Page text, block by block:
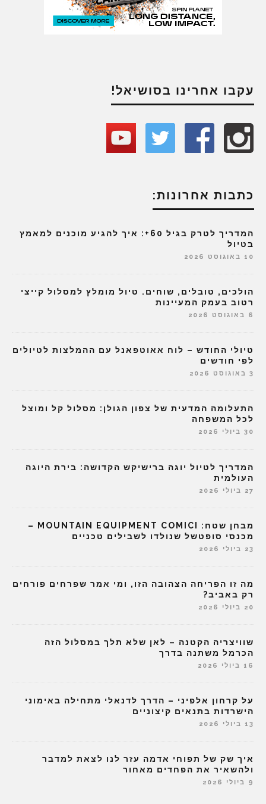
עקבו אחרינו בסושיאל!
כתבות אחרונות:
המדריך לטרק בגיל 60+: איך להגיע מוכנים למאמץ
בטיול
10 באוגוסט 2026
הולכים, טובלים, שוחים. טיול מומלץ למסלול קייצי
רטוב בעמק המעיינות
6 באוגוסט 2026
טיולי החודש – לוח אאוטפאנל עם ההמלצות לטיולים
לפי חודשים
3 באוגוסט 2026
התעלומה המדעית של צפון הגולן: מסלול קל ומוצל
לכל המשפחה
30 ביולי 2026
המדריך לטיול יוגה ברישיקש הקדושה: בירת היוגה
העולמית
27 ביולי 2026
מבחן שטח: MOUNTAIN EQUIPMENT COMICI –
מכנסי סופטשל שנולדו לשבילים טכניים
23 ביולי 2026
מה זו הפריחה הצהובה הזו, ומי אמר שפרחים פורחים
רק באביב?
20 ביולי 2026
שוויצריה הקטנה – לאן שלא תלך במסלול הזה
הכרמל משתנה בדרך
16 ביולי 2026
על קרחון אלפיני – הדרך לדנאלי מתחילה באימוני
הישרדות בתנאים קיצוניים
13 ביולי 2026
איך שק של תפוחי אדמה עזר לנו לצאת למדבר
ולהשאיר את הפחדים מאחור
9 ביולי 2026